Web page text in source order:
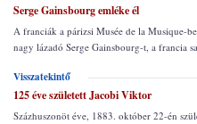
Serge Gainsbourg emléke él
A franciák a párizsi Musée de la Musique-
nagy lázadó Serge Gainsbourg-t, a francia
Visszatekintő
125 éve született Jacobi Viktor
Százhuszonöt éve, 1883. október 22-én